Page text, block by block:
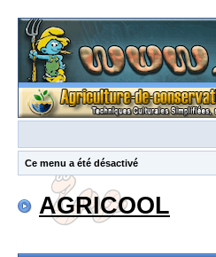
Ce menu a été désactivé
AGRICOOL